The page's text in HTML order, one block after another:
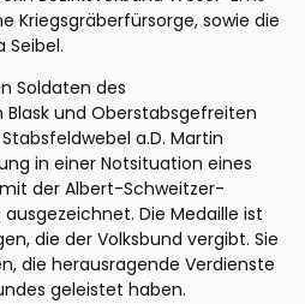
Kriegsgräberfürsorge, sowie die
Seibel.
Soldaten des
Blask und Oberstabsgefreiten
a.D. Martin
in einer Notsituation eines
der Albert-Schweitzer-
ausgezeichnet. Die Medaille ist
die der Volksbund vergibt. Sie
die herausragende Verdienste
geleistet haben.